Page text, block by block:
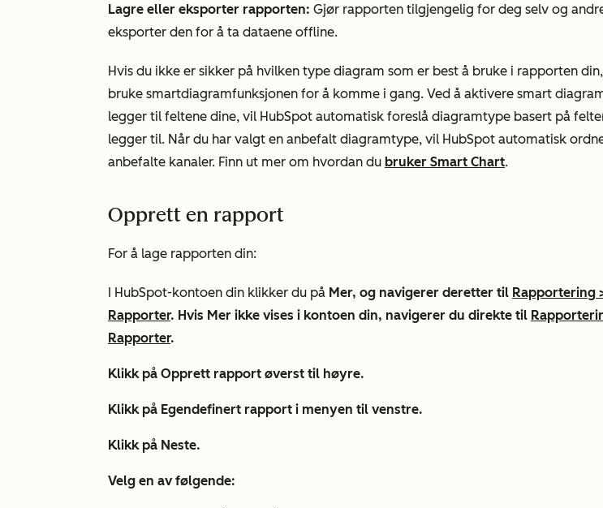
Lagre eller eksporter rapporten: Gjør rapporten tilgjengelig for deg selv og
eksporter den for å ta dataene offline.
Hvis du ikke er sikker på hvilken type diagram som er best å bruke i rapporten
bruke smartdiagramfunksjonen for å komme i gang. Ved å aktivere smart
legger til feltene dine, vil HubSpot automatisk foreslå diagramtype basert på
legger til. Når du har valgt en anbefalt diagramtype, vil HubSpot automatisk
anbefalte kanaler. Finn ut mer om hvordan du bruker Smart Chart.
Opprett en rapport
For å lage rapporten din:
I HubSpot-kontoen din klikker du på Mer, og navigerer deretter til Rapportering
Rapporter. Hvis Mer ikke vises i kontoen din, navigerer du direkte til
Rapporter.
Klikk på Opprett rapport øverst til høyre.
Klikk på Egendefinert rapport i menyen til venstre.
Klikk på Neste.
Velg en av følgende: